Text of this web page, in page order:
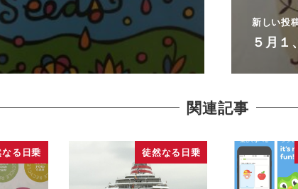
新しい投
５月１
関連記事
る日乗 徒然なる日乗